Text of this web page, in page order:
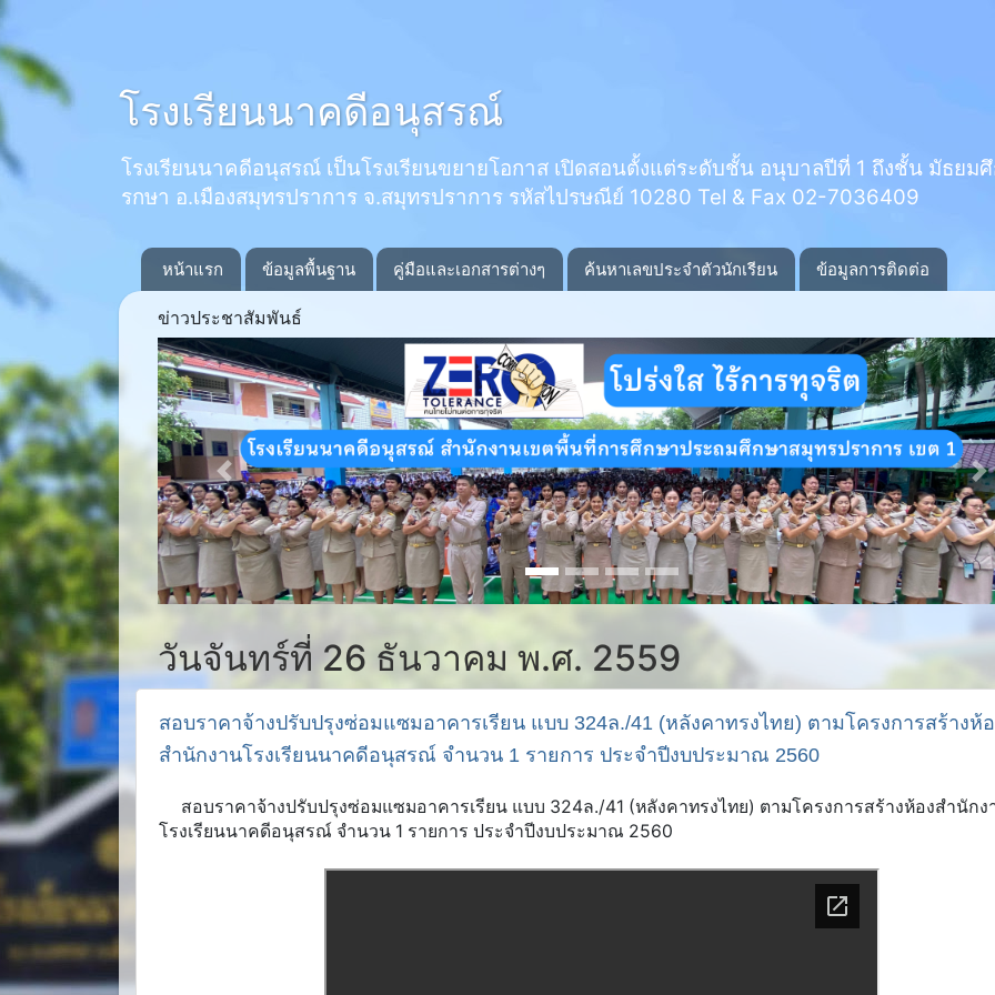
โรงเรียนนาคดีอนุสรณ์
โรงเรียนนาคดีอนุสรณ์ เป็นโรงเรียนขยายโอกาส เปิดสอนตั้งแต่ระดับชั้น อนุบาลปีที่ 1 ถึงชั้น มัธยม
รกษา อ.เมืองสมุทรปราการ จ.สมุทรปราการ รหัสไปรษณีย์ 10280 Tel & Fax 02-7036409
หน้าแรก ข้อมูลพื้นฐาน คู่มือและเอกสารต่างๆ ค้นหาเลขประจำตัวนักเรียน ข้อมูลการติดต่อ
ข่าวประชาสัมพันธ์
Previous
วันจันทร์ที่ 26 ธันวาคม พ.ศ. 2559
สอบราคาจ้างปรับปรุงซ่อมแซมอาคารเรียน แบบ 324ล./41 (หลังคาทรงไทย) ตามโครงการสร้างห้
สำนักงานโรงเรียนนาคดีอนุสรณ์ จำนวน 1 รายการ ประจำปีงบประมาณ 2560
สอบราคาจ้างปรับปรุงซ่อมแซมอาคารเรียน แบบ 324ล./41 (หลังคาทรงไทย) ตามโครงการสร้างห้องสำนักง
โรงเรียนนาคดีอนุสรณ์ จำนวน 1 รายการ ประจำปีงบประมาณ 2560